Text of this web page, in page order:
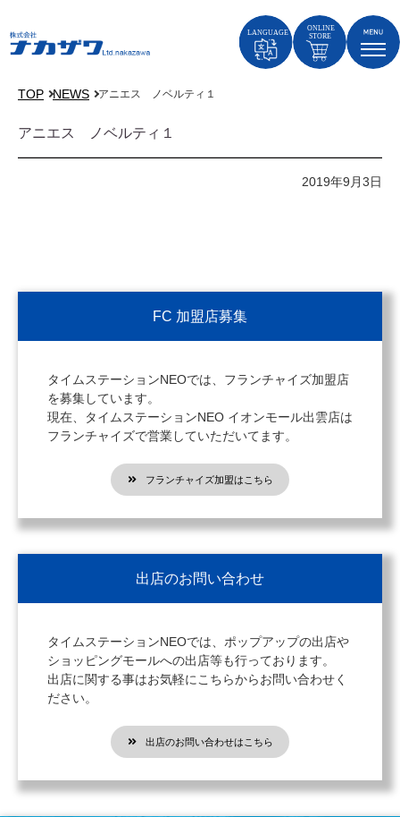
TOP NEWS アニエス ノベルティ１
アニエス ノベルティ１
2019年9月3日
FC 加盟店募集
タイムステーションNEOでは、フランチャイズ加盟店
を募集しています。
現在、タイムステーションNEO イオンモール出雲店は
フランチャイズで営業していただいてます。
フランチャイズ加盟はこちら
出店のお問い合わせ
タイムステーションNEOでは、ポップアップの出店や
ショッピングモールへの出店等も行っております。
出店に関する事はお気軽にこちらからお問い合わせく
ださい。
出店のお問い合わせはこちら